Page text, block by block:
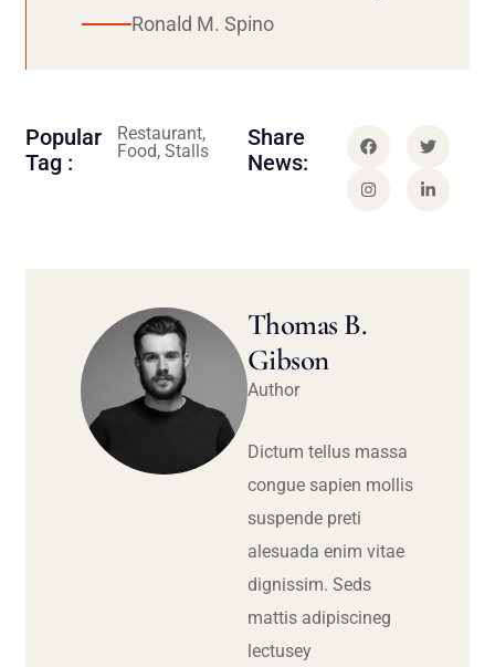
Ronald M. Spino
Popular
Tag :
Restaurant,
Food, Stalls
Share
News:
Thomas B.
Gibson
Author
Dictum tellus massa
congue sapien mollis
suspende preti
alesuada enim vitae
dignissim. Seds
mattis adipiscineg
lectusey